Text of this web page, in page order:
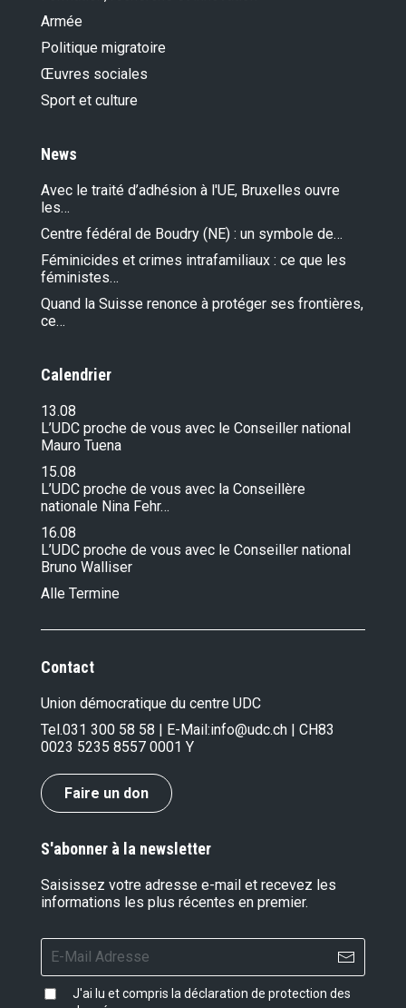
Armée
Politique migratoire
Œuvres sociales
Sport et culture
News
Avec le traité d’adhésion à l'UE, Bruxelles ouvre
les…
Centre fédéral de Boudry (NE) : un symbole de…
Féminicides et crimes intrafamiliaux : ce que les
féministes…
Quand la Suisse renonce à protéger ses frontières,
ce…
Calendrier
13.08
L’UDC proche de vous avec le Conseiller national
Mauro Tuena
15.08
L’UDC proche de vous avec la Conseillère
nationale Nina Fehr…
16.08
L’UDC proche de vous avec le Conseiller national
Bruno Walliser
Alle Termine
Contact
Union démocratique du centre UDC
Tel.031 300 58 58 | E-Mail:info@udc.ch | CH83
0023 5235 8557 0001 Y
Faire un don
S'abonner à la newsletter
Saisissez votre adresse e-mail et recevez les
informations les plus récentes en premier.
J'ai lu et compris la déclaration de protection des